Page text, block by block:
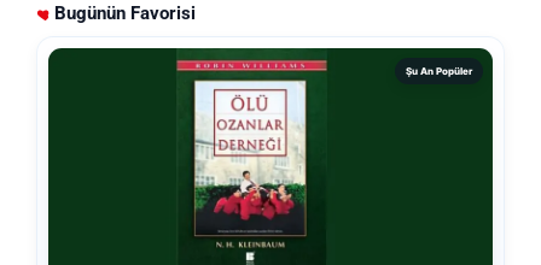
Bugünün Favorisi
Şu An Popüler